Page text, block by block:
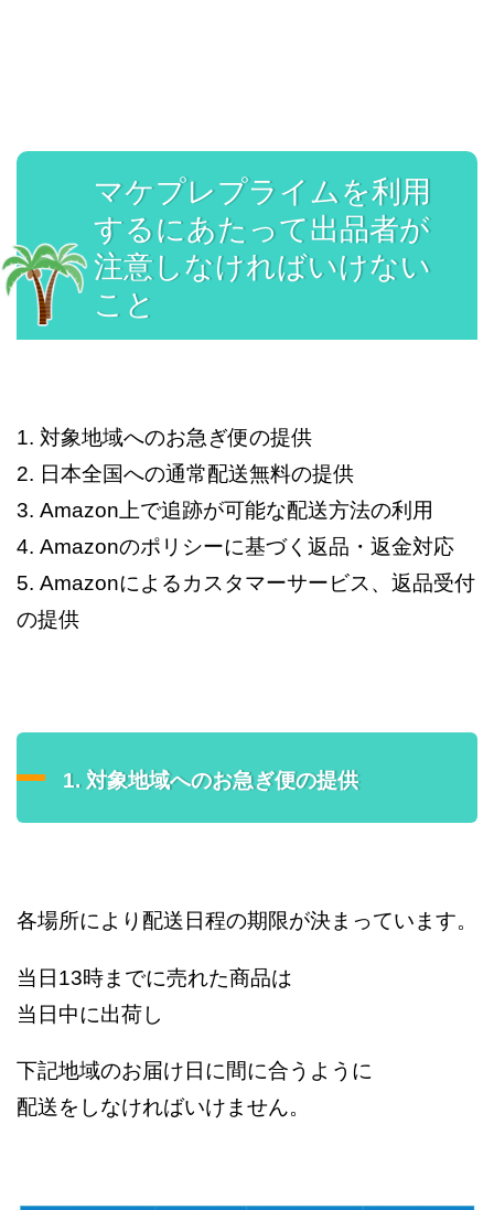
マケプレプライムを利用
するにあたって出品者が
注意しなければいけない
こと
1. 対象地域へのお急ぎ便の提供
2. 日本全国への通常配送無料の提供
3. Amazon上で追跡が可能な配送方法の利用
4. Amazonのポリシーに基づく返品・返金対応
5. Amazonによるカスタマーサービス、返品受付
の提供
1. 対象地域へのお急ぎ便の提供
各場所により配送日程の期限が決まっています。
当日13時までに売れた商品は
当日中に出荷し
下記地域のお届け日に間に合うように
配送をしなければいけません。